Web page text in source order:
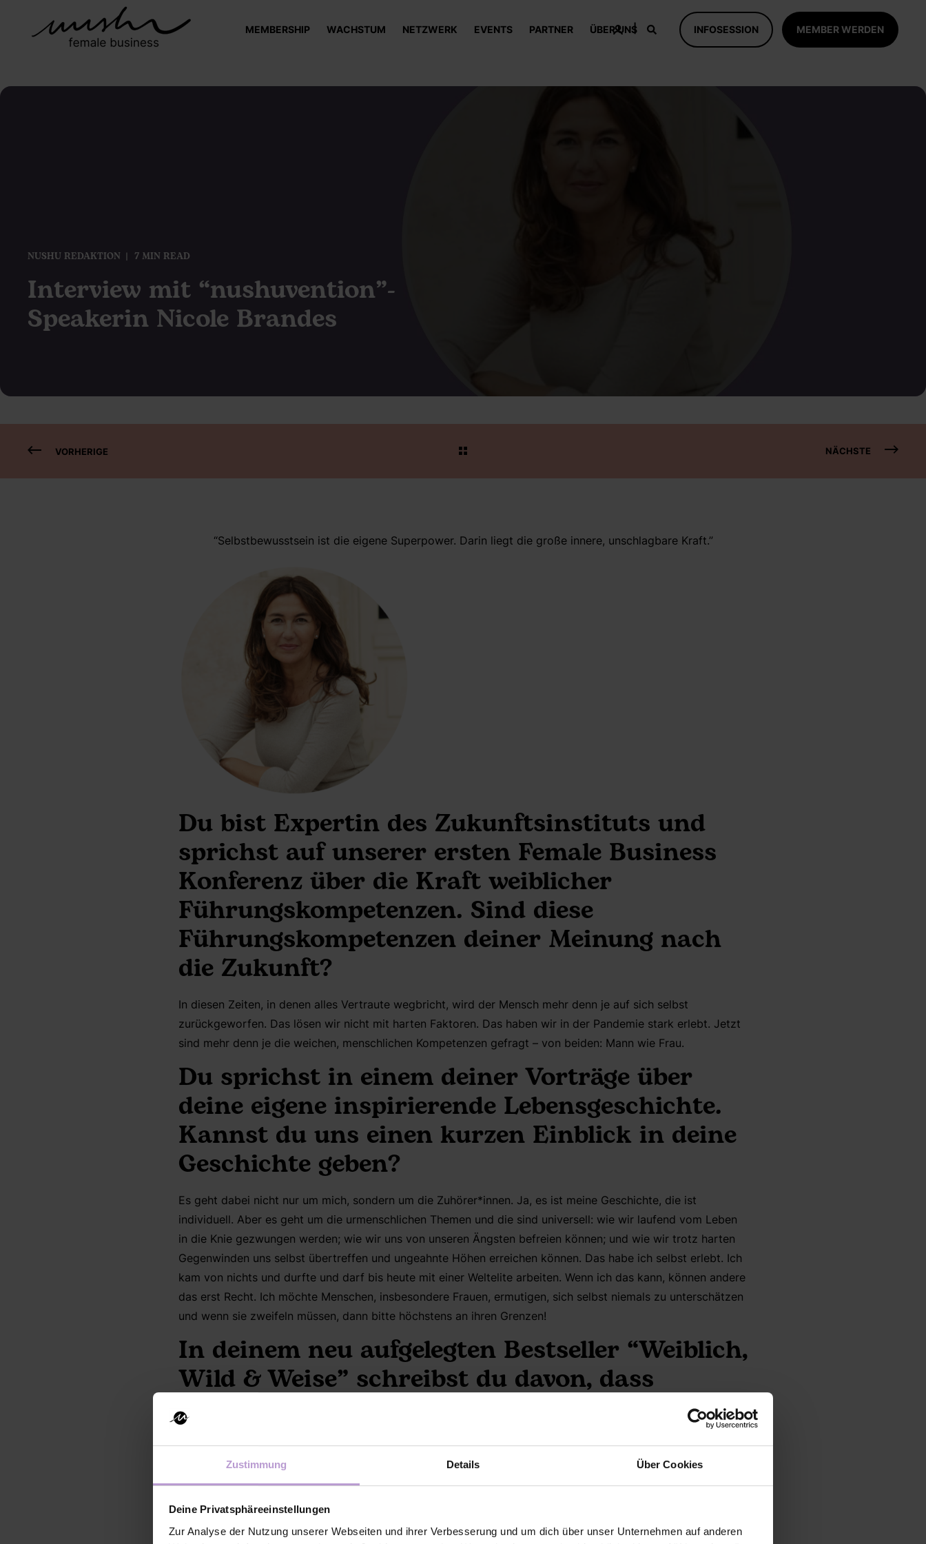
Zustimmung Details Über Cookies
Deine Privatsphäreeinstellungen
Zur Analyse der Nutzung unserer Webseiten und ihrer Verbesserung und um dich über unser Unternehmen auf anderen
MEMBERSHIP WACHSTUM NETZWERK EVENTS PARTNER ÜBER UNS INFOSESSION MEMBER WERDEN
NUSHU REDAKTION 7 MIN READ
Interview mit “nushuvention”-
Speakerin Nicole Brandes
VORHERIGE NÄCHSTE
“Selbstbewusstsein ist die eigene Superpower. Darin liegt die große innere, unschlagbare Kraft.”
Du bist Expertin des Zukunftsinstituts und
sprichst auf unserer ersten Female Business
Konferenz über die Kraft weiblicher
Führungskompetenzen. Sind diese
Führungskompetenzen deiner Meinung nach
die Zukunft?
In diesen Zeiten, in denen alles Vertraute wegbricht, wird der Mensch mehr denn je auf sich selbst
zurückgeworfen. Das lösen wir nicht mit harten Faktoren. Das haben wir in der Pandemie stark erlebt. Jetzt
sind mehr denn je die weichen, menschlichen Kompetenzen gefragt – von beiden: Mann wie Frau.
Du sprichst in einem deiner Vorträge über
deine eigene inspirierende Lebensgeschichte.
Kannst du uns einen kurzen Einblick in deine
Geschichte geben?
Es geht dabei nicht nur um mich, sondern um die Zuhörer*innen. Ja, es ist meine Geschichte, die ist
individuell. Aber es geht um die urmenschlichen Themen und die sind universell: wie wir laufend vom Leben
in die Knie gezwungen werden; wie wir uns von unseren Ängsten befreien können; und wie wir trotz harten
Gegenwinden uns selbst übertreffen und ungeahnte Höhen erreichen können. Das habe ich selbst erlebt. Ich
kam von nichts und durfte und darf bis heute mit einer Weltelite arbeiten. Wenn ich das kann, können andere
das erst Recht. Ich möchte Menschen, insbesondere Frauen, ermutigen, sich selbst niemals zu unterschätzen
und wenn sie zweifeln müssen, dann bitte höchstens an ihren Grenzen!
In deinem neu aufgelegten Bestseller “Weiblich,
Wild & Weise” schreibst du davon, dass
Selbstvertrauen und Selbstsicherheit die Basis
für Erfolg und ein erfülltes Privatleben sind.
Wie kommen wir dahin?
Es gibt einen wesentlichen Unterschied zwischen Selbstvertrauen und Selbstbewusstsein. Das klingt etwas
Beispiel Skifahren. Das gibt mir Selbstsicherheit, wenn ich eine schwarze Piste runtersausen will.